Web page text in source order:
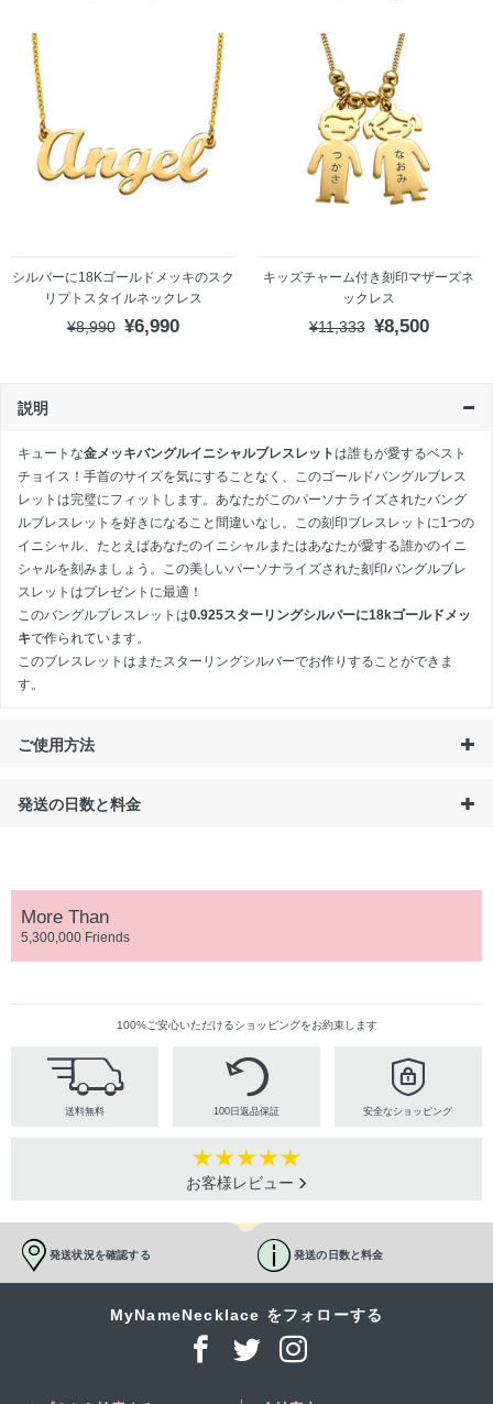
シルバーに18Kゴールドメッキのスク
リプトスタイルネックレス
¥8,990 ¥6,990
キッズチャーム付き刻印マザーズネ
ックレス
¥11,333 ¥8,500
説明
キュートな金メッキバングルイニシャルブレスレットは誰もが愛するベスト
チョイス！手首のサイズを気にすることなく、このゴールドバングルブレス
レットは完璧にフィットします。あなたがこのパーソナライズされたバング
ルブレスレットを好きになること間違いなし。この刻印ブレスレットに1つの
イニシャル、たとえばあなたのイニシャルまたはあなたが愛する誰かのイニ
シャルを刻みましょう。この美しいパーソナライズされた刻印バングルブレ
スレットはプレゼントに最適！
このバングルブレスレットは0.925スターリングシルバーに18kゴールドメッ
キで作られています。
このブレスレットはまたスターリングシルバーでお作りすることができま
す。
ご使用方法
発送の日数と料金
More Than
5,300,000 Friends
100%ご安心いただけるショッピングをお約束します
送料無料 100日返品保証 安全なショッピング
お客様レビュー
発送状況を確認する 発送の日数と料金
MyNameNecklace をフォローする